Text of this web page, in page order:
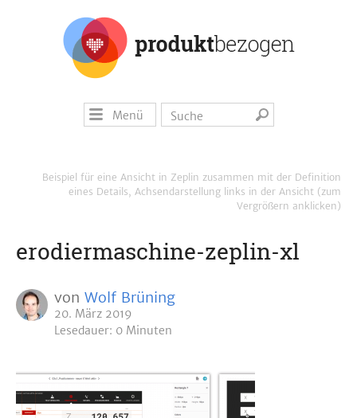
Menü
Beispiel für eine Ansicht in Zeplin zusammen mit der Definition
eines Details, Achsendarstellung links in der Ansicht (zum
Vergrößern anklicken)
erodiermaschine-zeplin-xl
von Wolf Brüning
20. März 2019
Lesedauer: 0 Minuten